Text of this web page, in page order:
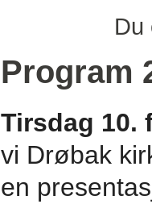
Program
Tirsdag 10.
vi Drøbak
en